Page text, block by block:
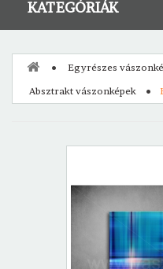
KATEGÓRIÁK
Egyrészes
Absztrakt vászonképek